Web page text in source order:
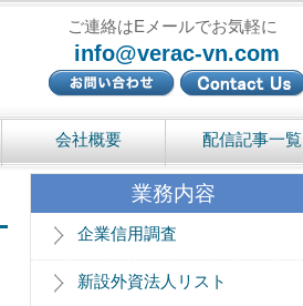
ご連絡はEメールでお気軽に
info@verac-vn.com
会社概要 配信記事一覧
業務内容
企業信用調査
新設外資法人リスト